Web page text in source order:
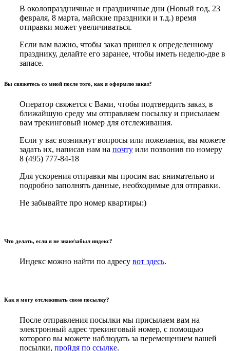
В околопраздничные и праздничные дни (Новый год, 23
февраля, 8 марта, майские праздники и т.д.) время
отправки может увеличиваться.
Если вам важно, чтобы заказ пришел к определенному
празднику, делайте его заранее, чтобы иметь неделю-две в
запасе.
Вы свяжетесь со мной после того, как я оформлю заказ?
Оператор свяжется с Вами, чтобы подтвердить заказ, в
ближайшую среду мы отправляем посылку и присылаем
вам трекинговый номер для отслеживания.
Если у вас возникнут вопросы или пожелания, вы можете
задать их, написав нам на почту или позвонив по номеру
8 (495) 777-84-18
Для ускорения отправки мы просим вас внимательно и
подробно заполнять данные, необходимые для отправки.
Не забывайте про номер квартиры:)
Что делать, если я не знаю/забыл индекс?
Индекс можно найти по адресу вот здесь.
Как я могу отслеживать свою посылку?
После отправления посылки мы присылаем вам на
электронный адрес трекинговый номер, с помощью
которого вы можете наблюдать за перемещением вашей
посылки, пройдя по ссылке.